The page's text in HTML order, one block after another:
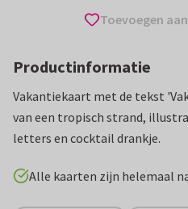
Toevoegen
Productinformatie
Vakantiekaart met de tekst
van een tropisch strand,
letters en cocktail drankje.
Alle kaarten zijn helemaal